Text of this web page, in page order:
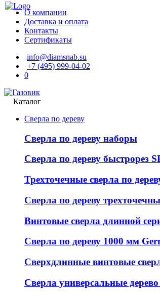
О компании
Доставка и оплата
Контакты
Сертификаты
info@diamsnab.su
+7 (495) 999-04-02
0
Каталог
Сверла по дереву
Сверла по дереву наборы
Сверла по дереву быстрорез
Трехточечные сверла по
Сверла по дереву
Винтовые сверла длинной
Сверла по дереву 1000 мм
Сверхдлинные винтовые
Сверла универсальные